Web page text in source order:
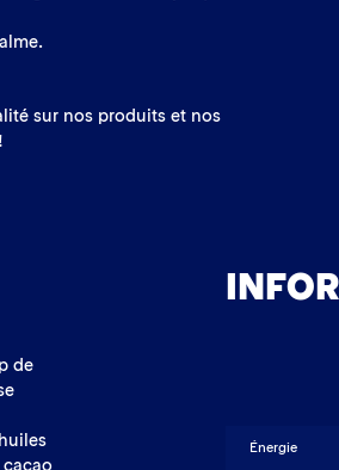
sur nos produits et nos
de
Énergie